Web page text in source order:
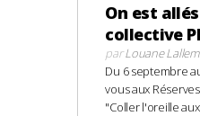
On est
collective
parLouane
Du 6 septembre
vous aux
"Coller l'oreille